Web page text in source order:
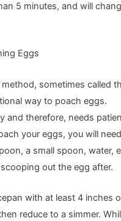
5 minutes, and will
Eggs
sometimes called
way to poach eggs.
and therefore, needs
your eggs, you will
a small spoon, water,
out the egg after.
with at least 4 inches
reduce to a simmer.